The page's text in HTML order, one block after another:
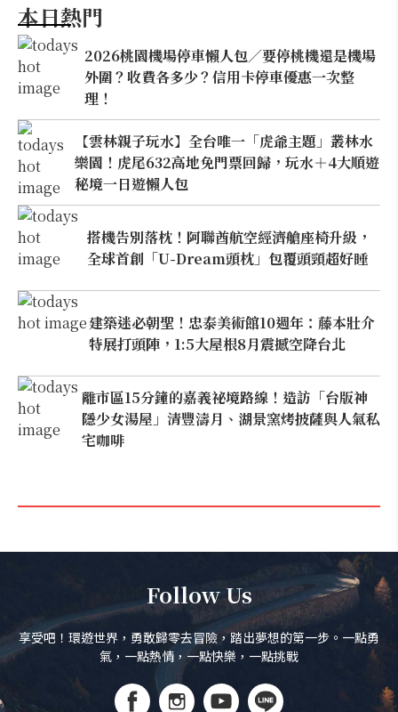
本日熱門
2026桃園機場停車懶人包／要停桃機還是機場
外圍？收費各多少？信用卡停車優惠一次整
理！
【雲林親子玩水】全台唯一「虎爺主題」叢林水
樂園！虎尾632高地免門票回歸，玩水＋4大順遊
秘境一日遊懶人包
搭機告別落枕！阿聯酋航空經濟艙座椅升級，
全球首創「U-Dream頭枕」包覆頭頸超好睡
建築迷必朝聖！忠泰美術館10週年：藤本壯介
特展打頭陣，1:5大屋根8月震撼空降台北
離市區15分鐘的嘉義祕境路線！造訪「台版神
隱少女湯屋」清豐濤月、湖景窯烤披薩與人氣私
宅咖啡
Follow Us
享受吧！環遊世界，勇敢歸零去冒險，踏出夢想的第一步。一點勇
氣，一點熱情，一點快樂，一點挑戰